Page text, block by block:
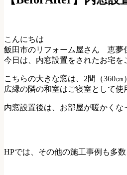
こんにちは
飯田市のリフォーム屋さん 恵夢
今日は、内窓設置をされたお宅を
こちらの大きな窓は、2間（360
広縁の隣の和室はご寝室として使
内窓設置後は、お部屋が暖かくな
HPでは、その他の施工事例も多数